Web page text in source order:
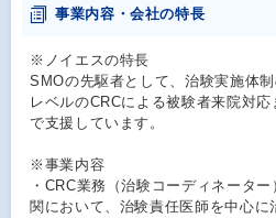
事業内容・会社の特長
※ノイエスの特長
SMOの先駆者として、治験実施体
レベルのCRCによる被験者来院対
で支援しています。
※事業内容
・CRC業務（治験コーディネータ
関において、治験責任医師を中心に